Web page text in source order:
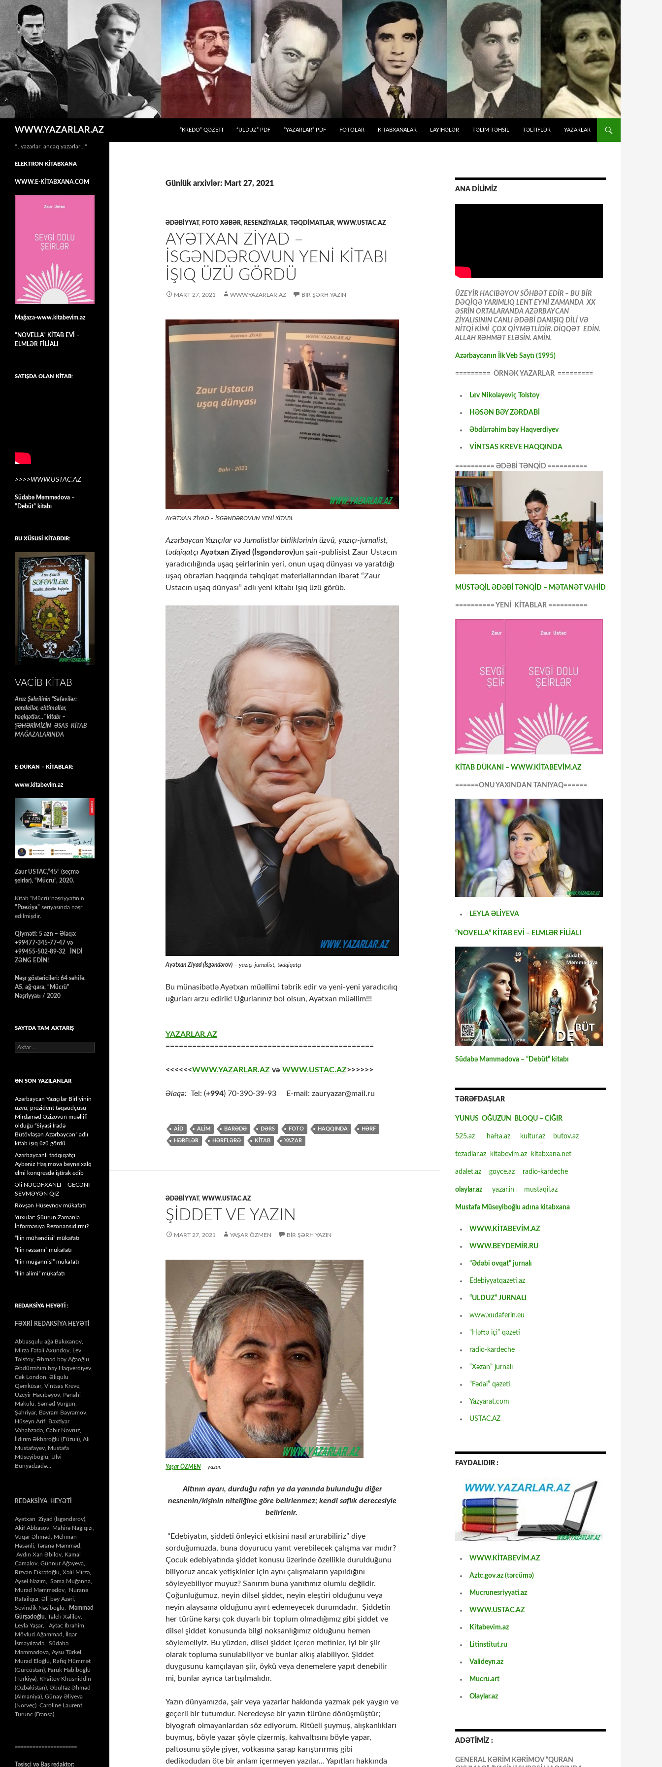
WWW.YAZARLAR.AZ
“KREDO” QƏZETİ
“ULDUZ” PDF “YAZARLAR” PDF FOTOLAR KİTABXANALAR LAYİHƏLƏR TƏLIM-TƏHSIL TƏLTİFLƏR YAZARLAR
Günlük arxivlər: Mart 27, 2021
ƏDƏBİYYAT, FOTO XƏBƏR, RESENZİYALAR, TƏQDİMATLAR, WWW.USTAC.AZ
AYƏTXAN ZİYAD –
İSGƏNDƏROVUN YENİ KİTABI
İŞIQ ÜZÜ GÖRDÜ
MART 27, 2021 WWW.YAZARLAR.AZ BIR ŞƏRH YAZIN
AYƏTXAN ZİYAD – İSGƏNDƏROVUN YENİ KİTABI.
Azərbaycan Yazıçılar və Jurnalistlər birliklərinin üzvü, yazıçı-jurnalist,
tədqiqatçı Ayətxan Ziyad (İsgəndərov)un şair-publisist Zaur Ustacın
yaradıcılığında uşaq şeirlərinin yeri, onun uşaq dünyası və yaratdığı
uşaq obrazları haqqında təhqiqat materiallarından ibarət “Zaur
Ustacın uşaq dünyası” adlı yeni kitabı işıq üzü görüb.
Ayətxan Ziyad (İsgəndərov) – yazıçı-jurnalist, tədqiqatçı
Bu münasibətlə Ayətxan müəllimi təbrik edir və yeni-yeni yaradıcılıq
uğurları arzu edirik! Uğurlarınız bol olsun, Ayətxan müəllim!!!
YAZARLAR.AZ
===============================================
<<<<<<WWW.YAZARLAR.AZ və WWW.USTAC.AZ>>>>>>
Əlaqə: Tel: (+994) 70-390-39-93 E-mail: zauryazar@mail.ru
AİD ALİM BARƏDƏ DƏRS FOTO HAQQINDA HƏRF
HƏRFLƏR HƏRFLƏRƏ KİTAB YAZAR
ƏDƏBİYYAT, WWW.USTAC.AZ
ŞİDDET VE YAZIN
MART 27, 2021 YAŞAR ÖZMEN BIR ŞƏRH YAZIN
Yaşar ÖZMEN – yazar.
Altının ayarı, durduğu rafın ya da yanında bulunduğu diğer
nesnenin/kişinin niteliğine göre belirlenmez; kendi saflık derecesiyle
belirlenir.
“Edebiyatın, şiddeti önleyici etkisini nasıl artırabiliriz” diye
sorduğumuzda, buna doyurucu yanıt verebilecek çalışma var mıdır?
Çocuk edebiyatında şiddet konusu üzerinde özellikle durulduğunu
biliyoruz ancak yetişkinler için aynı çalışmaların yapıldığını
söyleyebiliyor muyuz? Sanırım buna yanıtımız olumlu değildir.
Çoğunluğumuz, neyin dilsel şiddet, neyin eleştiri olduğunu veya
neyin alaysama olduğunu ayırt edemeyecek durumdadır. Şiddetin
her türüne karşı çok duyarlı bir toplum olmadığımız gibi şiddet ve
dilsel şiddet konusunda bilgi noksanlığımız olduğunu hemen
söylemeliyiz. Bu yüzden, dilsel şiddet içeren metinler, iyi bir şiir
olarak topluma sunulabiliyor ve bunlar alkış alabiliyor. Şiddet
duygusunu kamçılayan şiir, öykü veya denemelere yapıt denebilir
mi, bunlar ayrıca tartışılmalıdır.
Yazın dünyamızda, şair veya yazarlar hakkında yazmak pek yaygın ve
geçerli bir tutumdur. Neredeyse bir yazın türüne dönüşmüştür;
biyografi olmayanlardan söz ediyorum. Ritüeli şuymuş, alışkanlıkları
buymuş, böyle yazar şöyle çizermiş, kahvaltısını böyle yapar,
paltosunu şöyle giyer, votkasına şarap karıştırırmış gibi
dedikodudan öte bir anlam içermeyen yazılar… Yapıtları hakkında
ANA DİLİMİZ
ÜZEYİR HACIBƏYOV SÖHBƏT EDİR – BU BİR
DƏQİQƏ YARIMLIQ LENT EYNİ ZAMANDA XX
ƏSRİN ORTALARANDA AZƏRBAYCAN
ZİYALISININ CANLI ƏDƏBİ DANIŞIQ DİLİ VƏ
NİTQİ KİMİ ÇOX QİYMƏTLİDİR. DİQQƏT EDİN.
ALLAH RƏHMƏT ELƏSİN. AMİN.
Azərbaycanın İlk Veb Saytı (1995)
========= ÖRNƏK YAZARLAR =========
Lev Nikolayeviç Tolstoy
HƏSƏN BƏY ZƏRDABİ
Əbdürrəhim bəy Haqverdiyev
VİNTSAS KREVE HAQQINDA
========== ƏDƏBİ TƏNQİD ==========
MÜSTƏQİL ƏDƏBİ TƏNQİD – MƏTANƏT VAHİD
========== YENİ KİTABLAR ==========
KİTAB DÜKANI – WWW.KİTABEVİM.AZ
======ONU YAXINDAN TANIYAQ======
LEYLA ƏLİYEVA
“NOVELLA” KİTAB EVİ – ELMLƏR FİLİALI
Südabə Məmmədova – “Debüt” kitabı
TƏRƏFDAŞLAR
YUNUS OĞUZUN BLOQU – CIĞIR
525.az hafta.az kultur.az butov.az
tezadlar.az kitabevim.az kitabxana.net
adalet.az goyce.az radio-kardeche
olaylar.az yazar.in mustaqil.az
Mustafa Müseyiboğlu adına kitabxana
WWW.KİTABEVİM.AZ
WWW.BEYDEMİR.RU
“Ədəbi ovqat” jurnalı
Edebiyyatqazeti.az
“ULDUZ” JURNALI
www.xudaferin.eu
“Həftə içi” qəzeti
radio-kardeche
“Xəzan” jurnalı
“Fədai” qəzeti
Yazyarat.com
USTAC.AZ
FAYDALIDIR :
WWW.KİTABEVİM.AZ
Aztc.gov.az (tərcümə)
Mucrunesriyyati.az
WWW.USTAC.AZ
Kitabevim.az
Litinstitut.ru
Valideyn.az
Mucru.art
Olaylar.az
ADƏTİMİZ :
GENERAL KƏRİM KƏRİMOV “QURAN
"…yazarlar, ancaq yazarlar…"
ELEKTRON KİTABXANA
WWW.E-KİTABXANA.COM
Mağaza-www.kitabevim.az
“NOVELLA” KİTAB EVİ –
ELMLƏR FİLİALI
SATIŞDA OLAN KİTAB:
>>>>WWW.USTAC.AZ
Südabə Məmmədova –
“Debüt” kitabı
BU XÜSUSİ KİTABDIR:
VACIB KITAB
Araz Şəhrilinin “Səfəvilər:
paralellər, ehtimallar,
həqiqətlər…” kitabı –
ŞƏHƏRİMİZİN ƏSAS KİTAB
MAĞAZALARINDA
E-DÜKAN – KİTABLAR:
www.kitabevim.az
Zaur USTAC,“45” (seçmə
şeirlər), “Mücrü”, 2020.
Kitab “Mücrü”nəşriyyatının
“Poeziya” seriyasında nəşr
edilmişdir.
Qiyməti: 5 azn – Əlaqə:
+99477-345-77-47 və
+99455-502-89-32 İNDİ
ZƏNG EDİN!
Nəşr göstəriciləri: 64 səhifə,
A5, ağ-qara, “Mücrü”
Nəşriyyatı / 2020
SAYTDA TAM AXTARIŞ
Axtarış:
ƏN SON YAZILANLAR
Azərbaycan Yazıçılar Birliyinin
üzvü, prezident təqaüdçüsü
Mirdaməd Əzizovun müəllifi
olduğu “Siyasi İradə
Bütövləşən Azərbaycan” adlı
kitab işıq üzü gördü
Azərbaycanlı tədqiqatçı
Aybəniz Haşımova beynəlxalq
elmi konqresdə iştirak edib
Əli NƏCƏFXANLI – GECƏNİ
SEVMƏYƏN QIZ
Rövşən Hüseynov mükafatı
Yuxular: Şüurun Zamanla
İnformasiya Rezonansıdırmı?
“İlin mühəndisi” mükafatı
“İlin rəssamı” mükafatı
“İlin müğənnisi” mükafatı
“İlin alimi” mükafatı
REDAKSİYA HEYƏTİ :
FƏXRİ REDAKSİYA HEYƏTİ
Abbasqulu ağa Bakıxanov,
Mirzə Fətəli Axundov, Lev
Tolstoy, Əhməd bəy Ağaoğlu,
Əbdürrəhim bəy Haqverdiyev,
Cek London, Əliqulu
Qəmküsar, Vintsas Kreve,
Üzeyir Hacıbəyov, Pənahi
Makulu, Səməd Vurğun,
Şəhriyar, Bayram Bayramov,
Hüseyn Arif, Bəxtiyar
Vahabzadə, Cabir Novruz,
İldırım Əkbəroğlu (Füzuli), Alı
Mustafayev, Mustafa
Müseyiboğlu, Ülvi
Bünyadzadə…
REDAKSİYA HEYƏTİ
Ayətxan Ziyad (İsgəndərov),
Akif Abbasov, Mahirə Nağıqızı,
Vüqar Əhməd, Mehman
Həsənli, Təranə Məmməd,
Aydın Xan Əbilov, Kamal
Camalov, Günnur Ağayeva,
Rizvan Fikrətoğlu, Xəlil Mirzə,
Aysel Nazim, Səma Muğanna,
Murad Məmmədov, Nuranə
Rafailqızı, Əli bəy Azəri,
Sevindik Nəsiboğlu,
Məmməd
Gürşadoğlu , Taleh Xəlilov,
Leyla Yaşar, Aytac İbrahim,
Mövlud Ağamməd, İlqar
İsmayılzadə, Südabə
Məmmədova, Aysu Türkel,
Murad Eloğlu, Rafiq Hümmət
(Gürcüstan), Faruk Habiboğlu
(Türkiyə), Khaitov Khusniddin
(Özbəkistan), Əbülfəz Əhməd
(Almaniya), Günay Əliyeva
(Norveç). Caroline Laurent
Turunc (Fransa).
=====================
Təsisçi və Baş redaktor: